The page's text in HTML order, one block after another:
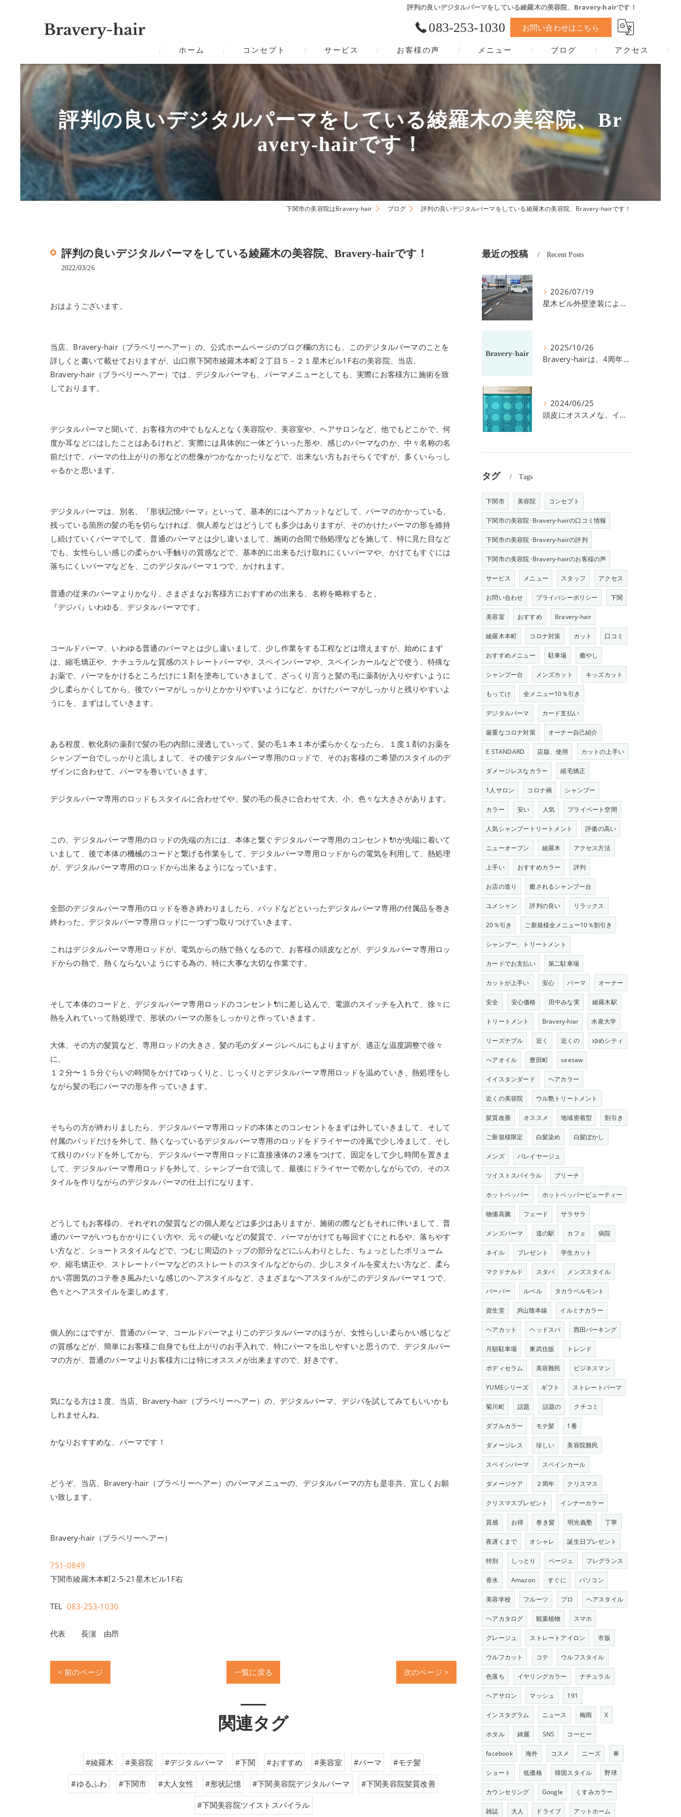
評判の良いデジタルパーマをしている綾羅木の美容院、Bravery-hairです！
083-253-1030 お問い合わせはこちら
ホーム コンセプト
下関市の美容院･Bravery-hairの口コミ情報
下関市の美容院･Bravery-hairの評判
下関市の美容院･Bravery-hairのお客様の声
サービス お客様の声 メニュー ブログ アクセス
評判の良いデジタルパーマをしている綾羅木の美容院、Br
avery-hairです！
下関市の美容院はBravery-hair ブログ 評判の良いデジタルパーマをしている綾羅木の美容院、Bravery-hairです！
評判の良いデジタルパーマをしている綾羅木の美容院、Bravery-hairです！
2022/03/26
おはようございます。
当店、Bravery-hair（ブラベリーヘアー）の、公式ホームページのブログ欄の方にも、このデジタルパーマのことを
詳しくと書いて載せておりますが、山口県下関市綾羅木本町２丁目５－２１星木ビル1F右の美容院、当店、
Bravery-hair（ブラベリーヘアー）では、デジタルパーマも、パーマメニューとしても、実際にお客様方に施術を致
しております。
デジタルパーマと聞いて、お客様方の中でもなんとなく美容院や、美容室や、ヘアサロンなど、他でもどこかで、何
度か耳などにはしたことはあるけれど、実際には具体的に一体どういった形や、感じのパーマなのか、中々名称の名
前だけで、パーマの仕上がりの形などの想像がつかなかったりなどで、出来ない方もおそらくですが、多くいらっし
ゃるかと思います。
デジタルパーマは、別名、『形状記憶パーマ』といって、基本的にはヘアカットなどして、パーマのかかっている、
残っている箇所の髪の毛を切らなければ、個人差などはどうしても多少はありますが、そのかけたパーマの形を維持
し続けていくパーマでして、普通のパーマとは少し違いまして、施術の合間で熱処理などを施して、特に見た目など
でも、女性らしい感じの柔らかい手触りの質感などで、基本的に出来るだけ取れにくいパーマや、かけてもすぐには
落ちにくいパーマなどを、このデジタルパーマ１つで、かけれます。
普通の従来のパーマよりかなり、さまざまなお客様方におすすめの出来る、名称を略称すると、
『デジパ』いわゆる、デジタルパーマです。
コールドパーマ、いわゆる普通のパーマとは少し違いまして、少し作業をする工程などは増えますが、始めにまず
は、縮毛矯正や、ナチュラルな質感のストレートパーマや、スペインパーマや、スペインカールなどで使う、特殊な
お薬で、パーマをかけるところだけに１剤を塗布していきまして、ざっくり言うと髪の毛に薬剤が入りやすいように
少し柔らかくしてから、後でパーマがしっかりとかかりやすいようになど、かけたパーマがしっかりと残りやすいよ
うにを、まずはしていきます。
ある程度、軟化剤の薬剤で髪の毛の内部に浸透していって、髪の毛１本１本が柔らかくなったら、１度１剤のお薬を
シャンプー台でしっかりと流しまして、その後デジタルパーマ専用のロッドで、そのお客様のご希望のスタイルのデ
ザインに合わせて、パーマを巻いていきます。
デジタルパーマ専用のロッドもスタイルに合わせてや、髪の毛の長さに合わせて大、小、色々な大きさがあります。
この、デジタルパーマ専用のロッドの先端の方には、本体と繋ぐデジタルパーマ専用のコンセント🔌が先端に着いて
いまして、後で本体の機械のコードと繋げる作業をして、デジタルパーマ専用ロッドからの電気を利用して、熱処理
が、デジタルパーマ専用のロッドから出来るようになっています。
全部のデジタルパーマ専用のロッドを巻き終わりましたら、パッドなどといったデジタルパーマ専用の付属品を巻き
終わった、デジタルパーマ専用ロッドに一つずつ取りつけていきます。
これはデジタルパーマ専用ロッドが、電気からの熱で熱くなるので、お客様の頭皮などが、デジタルパーマ専用ロッ
ドからの熱で、熱くならないようにする為の、特に大事な大切な作業です。
そして本体のコードと、デジタルパーマ専用ロッドのコンセント🔌に差し込んで、電源のスイッチを入れて、徐々に
熱を入れていって熱処理で、形状のパーマの形をしっかりと作っていきます。
大体、その方の髪質など、専用ロッドの大きさ、髪の毛のダメージレベルにもよりますが、適正な温度調整で徐々
に、
１２分〜１５分ぐらいの時間をかけてゆっくりと、じっくりとデジタルパーマ専用ロッドを温めていき、熱処理をし
ながら髪の毛にパーマの形を作っていきます。
そちらの方が終わりましたら、デジタルパーマ専用ロッドの本体とのコンセントをまずは外していきまして、そして
付属のパッドだけを外して、熱くなっているデジタルパーマ専用のロッドをドライヤーの冷風で少し冷まして、そし
て残りのパッドを外してから、デジタルパーマ専用ロッドに直接液体の２液をつけて、固定をして少し時間を置きま
して、デジタルパーマ専用ロッドを外して、シャンプー台で流して、最後にドライヤーで乾かしながらでの、そのス
タイルを作りながらのデジタルパーマの仕上げになります。
どうしてもお客様の、それぞれの髪質などの個人差などは多少はありますが、施術の際などもそれに伴いまして、普
通のパーマがいつもかかりにくい方や、元々の硬いなどの髪質で、パーマがかけても毎回すぐにとれるや、落ちやす
い方など、ショートスタイルなどで、つむじ周辺のトップの部分などにふんわりとした、ちょっとしたボリューム
や、縮毛矯正や、ストレートパーマなどのストレートのスタイルなどからの、少しスタイルを変えたい方など、柔ら
かい雰囲気のコテ巻き風みたいな感じのヘアスタイルなど、さまざまなヘアスタイルがこのデジタルパーマ１つで、
色々とヘアスタイルを楽しめます。
個人的にはですが、普通のパーマ、コールドパーマよりこのデジタルパーマのほうが、女性らしい柔らかい感じなど
の質感などが、簡単にお客様ご自身でも仕上がりのお手入れで、特にパーマを出しやすいと思うので、デジタルパー
マの方が、普通のパーマよりお客様方には特にオススメが出来ますので、好きです。
気になる方は１度、当店、Bravery-hair（ブラベリーヘアー）の、デジタルパーマ、デジパを試してみてもいいかも
しれませんね。
かなりおすすめな、パーマです！
どうぞ、当店、Bravery-hair（ブラベリーヘアー）のパーマメニューの、デジタルパーマの方も是非共、宜しくお願
い致します。
Bravery-hair（ブラベリーヘアー）
751-0849
下関市綾羅木本町2-5-21星木ビル1F右
TEL 083-253-1030
代表 長濵 由昂
< 前のページ 一覧に戻る 次のページ >
関連タグ
#綾羅木 #美容院 #デジタルパーマ #下関 #おすすめ #美容室 #パーマ #モテ髪
#ゆるふわ #下関市 #大人女性 #形状記憶 #下関美容院デジタルパーマ #下関美容院髪質改善
#下関美容院ツイストスパイラル
最近の投稿 Recent Posts
2026/07/19
星木ビル外壁塗装による、駐車場の件につきまして。
2025/10/26
Bravery-hairは、4周年を迎えました！
2024/06/25
頭皮にオススメな、イイスタンダードのスカルプ系シャンプー＆トリートメントです！
タグ Tags
下関市 美容院 コンセプト
下関市の美容院･Bravery-hairの口コミ情報
下関市の美容院･Bravery-hairの評判
下関市の美容院･Bravery-hairのお客様の声
サービス メニュー スタッフ アクセス
お問い合わせ プライバシーポリシー 下関
美容室 おすすめ Bravery-hair
綾羅木本町 コロナ対策 カット 口コミ
おすすめメニュー 駐車場 癒やし
シャンプー台 メンズカット キッズカット
もってけ 全メニュー10％引き
デジタルパーマ カード支払い
厳重なコロナ対策 オーナー自己紹介
E STANDARD 店版、使用 カットの上手い
ダメージレスなカラー 縮毛矯正
1人サロン コロナ禍 シャンプー
カラー 安い 人気 プライベート空間
人気シャンプートリートメント 評価の高い
ニューオープン 綾羅木 アクセス方法
上手い おすすめカラー 評判
お店の造り 癒されるシャンプー台
ユメシャン 評判の良い リラックス
20％引き ご新規様全メニュー10％割引き
シャンプー、トリートメント
カードでお支払い 第二駐車場
カットが上手い 安心 パーマ オーナー
安全 安心価格 田中みな実 綾羅木駅
トリートメント Bravery-hiar 水産大学
リーズナブル 近く 近くの ゆめシティ
ヘアオイル 豊田町 seesaw
イイスタンダード ヘアカラー
近くの美容院 ウル艶トリートメント
髪質改善 オススメ 地域密着型 割引き
ご新規様限定 白髪染め 白髪ぼかし
メンズ バレイヤージュ
ツイストスパイラル ブリーチ
ホットペッパー ホットペッパービューティー
物価高騰 フェード サラサラ
メンズパーマ 道の駅 カフェ 病院
ネイル プレゼント 学生カット
マクドナルド スタバ メンズスタイル
バーバー ルベル タカラベルモント
資生堂 JR山陰本線 イルミナカラー
ヘアカット ヘッドスパ 西田パーキング
月額駐車場 東武住販 トレンド
ボディセラム 美容難民 ビジネスマン
YUMEシリーズ ギフト ストレートパーマ
菊川町 話題 話題の クチコミ
ダブルカラー モテ髪 1番
ダメージレス 珍しい 美容院難民
スペインパーマ スペインカール
ダメージケア ２周年 クリスマス
クリスマスプレゼント インナーカラー
質感 お得 巻き髪 明光義塾 丁寧
夜遅くまで オシャレ 誕生日プレゼント
特別 しっとり ベージュ フレグランス
香水 Amazon すぐに パソコン
美容学校 フルーツ プロ ヘアスタイル
ヘアカタログ 観葉植物 スマホ
グレージュ ストレートアイロン 市販
ウルフカット コテ ウルフスタイル
色落ち イヤリングカラー ナチュラル
ヘアサロン マッシュ 191
インスタグラム ニュース 梅雨 X
ホタル 綺麗 SNS コーヒー
facebook 海外 コスメ ニーズ 車
ショート 低価格 韓国スタイル 野球
カウンセリング Google くすみカラー
雑誌 大人 ドライブ アットホーム